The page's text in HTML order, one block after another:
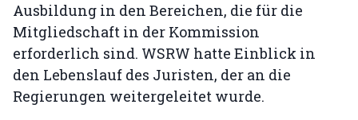
Ausbildung in den Bereichen, die für die
Mitgliedschaft in der Kommission
erforderlich sind. WSRW hatte Einblick in
den Lebenslauf des Juristen, der an die
Regierungen weitergeleitet wurde.